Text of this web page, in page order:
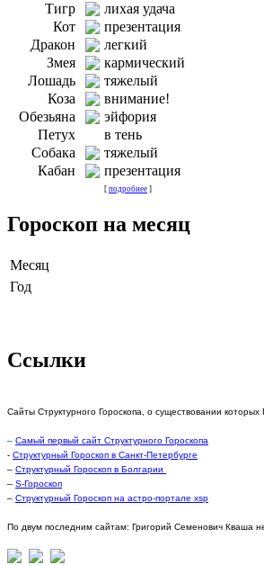
Тигр
лихая удача
Кот
презентация
Дракон
легкий
Змея
кармический
Лошадь
тяжелый
Коза
внимание!
Обезьяна
эйфория
Петух
в тень
Собака
тяжелый
Кабан
презентация
[ подробнее ]
Гороскоп на месяц
Месяц
Год
Ссылки
Сайты Структурного Гороскопа, о существовании
– Самый первый сайт Структурного Гороскопа
- Структурный Гороскоп в Санкт-Петербурге
– Структурный Гороскоп в Болгарии
– S-Гороскоп
– Структурный Гороскоп на астро-портале xsp
По двум последним сайтам: Григорий Семенович Кваша